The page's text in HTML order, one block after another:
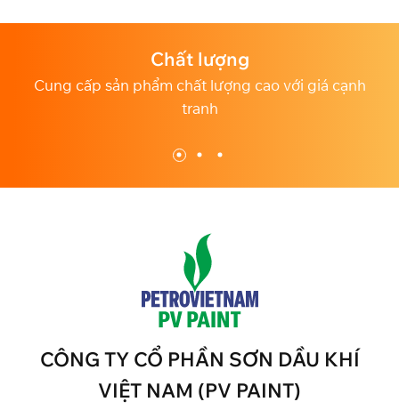
Chất lượng
cấp sản phẩm chất lượng cao với giá cạnh
Dịch
CÔNG TY CỔ PHẦN SƠN DẦU KHÍ
VIỆT NAM (PV PAINT)